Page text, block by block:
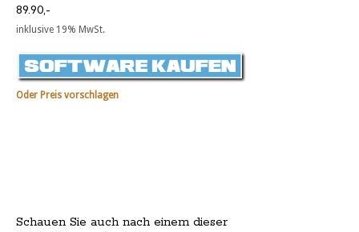
89.90,-
inklusive 19% MwSt.
Oder Preis vorschlagen
Schauen Sie auch nach einem dieser